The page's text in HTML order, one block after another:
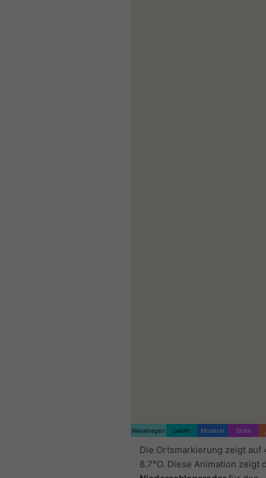
Nieselregen Leicht Moderat Stark
Die Ortsmarkierung zeigt auf
8.7°O. Diese Animation zeigt